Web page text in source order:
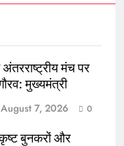
मंच पर
मुख्यमंत्री
August 7, 2026 0
बुनकरों और